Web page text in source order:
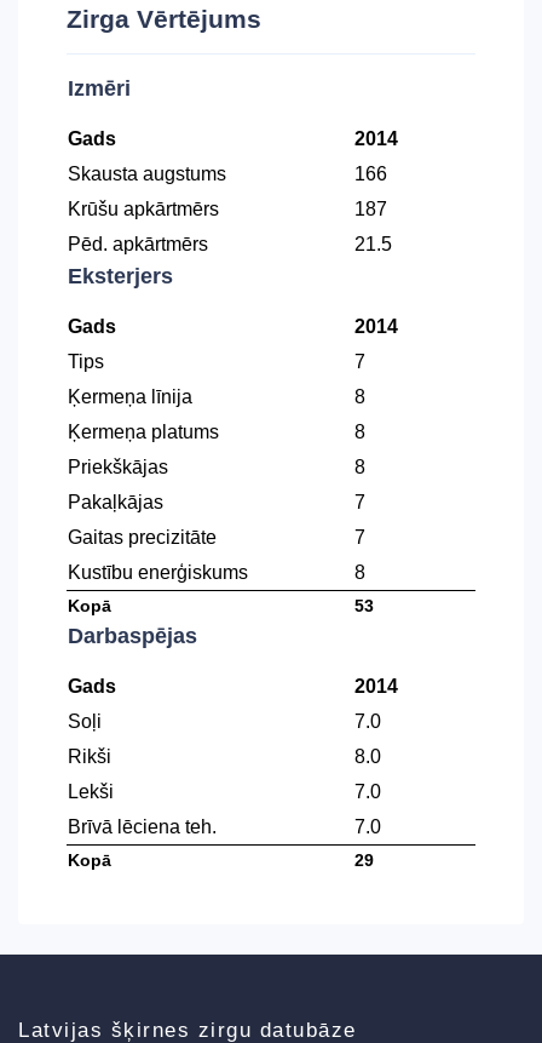
Zirga Vērtējums
Izmēri
Gads
2014
Skausta augstums
166
Krūšu apkārtmērs
187
Pēd. apkārtmērs
21.5
Eksterjers
Gads
2014
Tips
7
Ķermeņa līnija
8
Ķermeņa platums
8
Priekškājas
8
Pakaļkājas
7
Gaitas precizitāte
7
Kustību enerģiskums
8
Kopā 53
Darbaspējas
Gads
2014
Soļi
7.0
Rikši
8.0
Lekši
7.0
Brīvā lēciena teh.
7.0
Kopā 29
Latvijas šķirnes zirgu datubāze